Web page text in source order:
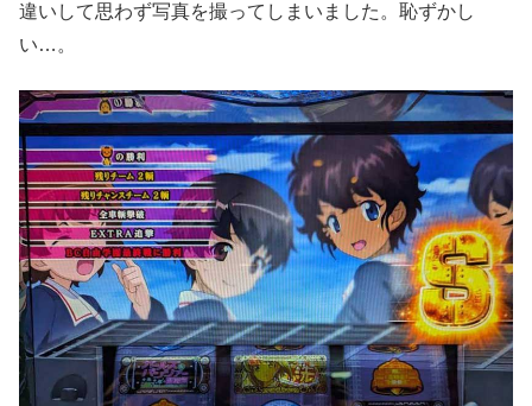
違いして思わず写真を撮ってしまいました。恥ずかし
い…。